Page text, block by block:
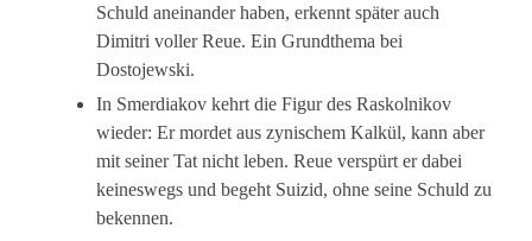
Schuld aneinander haben, erkennt später auch
Dimitri voller Reue. Ein Grundthema bei
Dostojewski.
In Smerdiakov kehrt die Figur des Raskolnikov
wieder: Er mordet aus zynischem Kalkül, kann aber
mit seiner Tat nicht leben. Reue verspürt er dabei
keineswegs und begeht Suizid, ohne seine Schuld zu
bekennen.